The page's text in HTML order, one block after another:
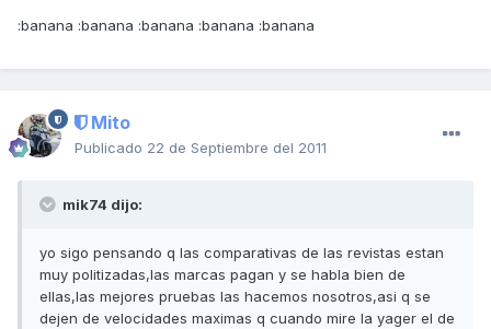
:banana :banana :banana :banana :banana
Mito
Publicado 22 de Septiembre del 2011
mik74 dijo:
yo sigo pensando q las comparativas de las revistas estan
muy politizadas,las marcas pagan y se habla bien de
ellas,las mejores pruebas las hacemos nosotros,asi q se
dejen de velocidades maximas q cuando mire la yager el de